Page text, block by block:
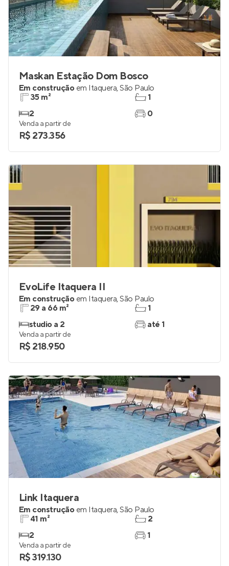
Maskan Estação Dom Bosco
Em construção em Itaquera,São Paulo
35 m²
2
1
0
Venda a partir de
R$ 273.356
EvoLife Itaquera II
Em construção em Itaquera,São Paulo
29 a 66 m²
studio a 2
1
até 1
Venda a partir de
R$ 218.950
Link Itaquera
Em construção em Itaquera,São Paulo
41 m²
2
2
1
Venda a partir de
R$ 319.130